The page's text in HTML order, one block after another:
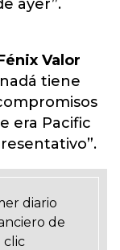
ayer”.
Valor
tiene
era Pacific
diario
de
clic